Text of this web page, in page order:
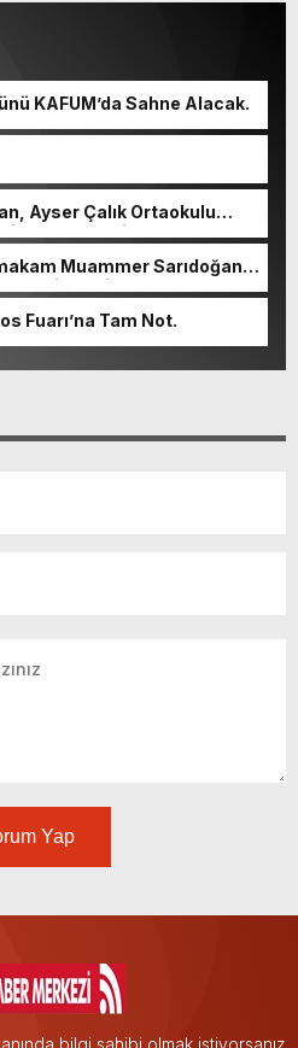
KAFUM’da Sahne Alacak.
Ayser Çalık Ortaokulu
Araya Geldi.
Muammer Sarıdoğan’a
ziyareti.
Fuarı’na Tam Not.
Yap